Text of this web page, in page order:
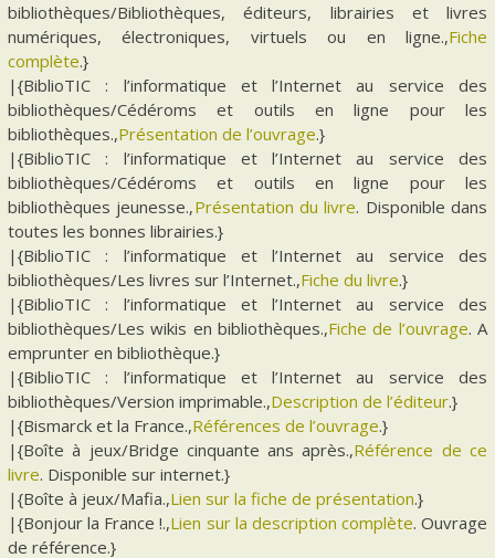
bibliothèques/Bibliothèques, éditeurs, librairies et livres
numériques, électroniques, virtuels ou en ligne.,Fiche
complète.}
|{BiblioTIC : l’informatique et l’Internet au service des
bibliothèques/Cédéroms et outils en ligne pour les
bibliothèques.,Présentation de l’ouvrage.}
|{BiblioTIC : l’informatique et l’Internet au service des
bibliothèques/Cédéroms et outils en ligne pour les
bibliothèques jeunesse.,Présentation du livre. Disponible dans
toutes les bonnes librairies.}
|{BiblioTIC : l’informatique et l’Internet au service des
bibliothèques/Les livres sur l’Internet.,Fiche du livre.}
|{BiblioTIC : l’informatique et l’Internet au service des
bibliothèques/Les wikis en bibliothèques.,Fiche de l’ouvrage. A
emprunter en bibliothèque.}
|{BiblioTIC : l’informatique et l’Internet au service des
bibliothèques/Version imprimable.,Description de l’éditeur.}
|{Bismarck et la France.,Références de l’ouvrage.}
|{Boîte à jeux/Bridge cinquante ans après.,Référence de ce
livre. Disponible sur internet.}
|{Boîte à jeux/Mafia.,Lien sur la fiche de présentation.}
|{Bonjour la France !.,Lien sur la description complète. Ouvrage
de référence.}